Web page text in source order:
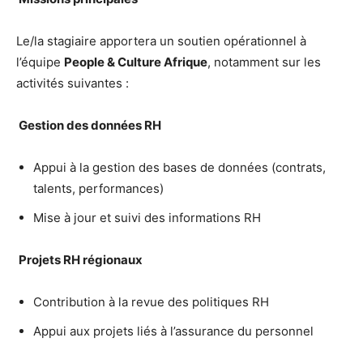
Le/la stagiaire apportera un soutien opérationnel à
l’équipe People & Culture Afrique, notamment sur les
activités suivantes :
Gestion des données RH
Appui à la gestion des bases de données (contrats,
talents, performances)
Mise à jour et suivi des informations RH
Projets RH régionaux
Contribution à la revue des politiques RH
Appui aux projets liés à l’assurance du personnel